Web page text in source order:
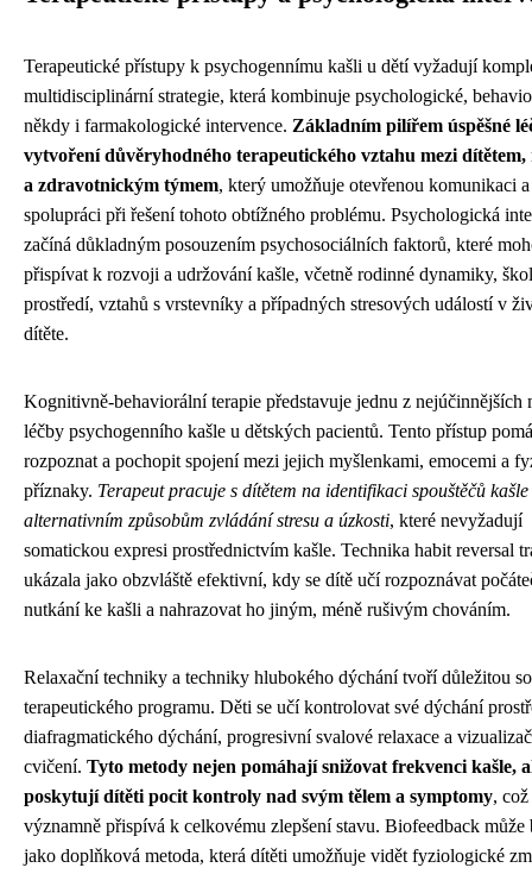
Terapeutické přístupy k psychogennímu kašli u dětí vyžadují
multidisciplinární strategie, která kombinuje psychologické,
někdy i farmakologické intervence. Základním pilířem úspěšné
vytvoření důvěryhodného terapeutického vztahu mezi
a zdravotnickým týmem, který umožňuje otevřenou komunikaci a
spolupráci při řešení tohoto obtížného problému. Psychologická
začíná důkladným posouzením psychosociálních faktorů, které
přispívat k rozvoji a udržování kašle, včetně rodinné dynamiky,
prostředí, vztahů s vrstevníky a případných stresových událostí v
dítěte.
Kognitivně-behaviorální terapie představuje jednu z nejúčinnějších
léčby psychogenního kašle u dětských pacientů. Tento přístup
rozpoznat a pochopit spojení mezi jejich myšlenkami, emocemi a
příznaky. Terapeut pracuje s dítětem na identifikaci spouštěčů
alternativním způsobům zvládání stresu a úzkosti, které nevyžadují
somatickou expresi prostřednictvím kašle. Technika habit reversal
ukázala jako obzvláště efektivní, kdy se dítě učí rozpoznávat
nutkání ke kašli a nahrazovat ho jiným, méně rušivým chováním.
Relaxační techniky a techniky hlubokého dýchání tvoří důležitou
terapeutického programu. Děti se učí kontrolovat své dýchání
diafragmatického dýchání, progresivní svalové relaxace a
cvičení. Tyto metody nejen pomáhají snižovat frekvenci kašle,
poskytují dítěti pocit kontroly nad svým tělem a symptomy, což
významně přispívá k celkovému zlepšení stavu. Biofeedback může
jako doplňková metoda, která dítěti umožňuje vidět fyziologické